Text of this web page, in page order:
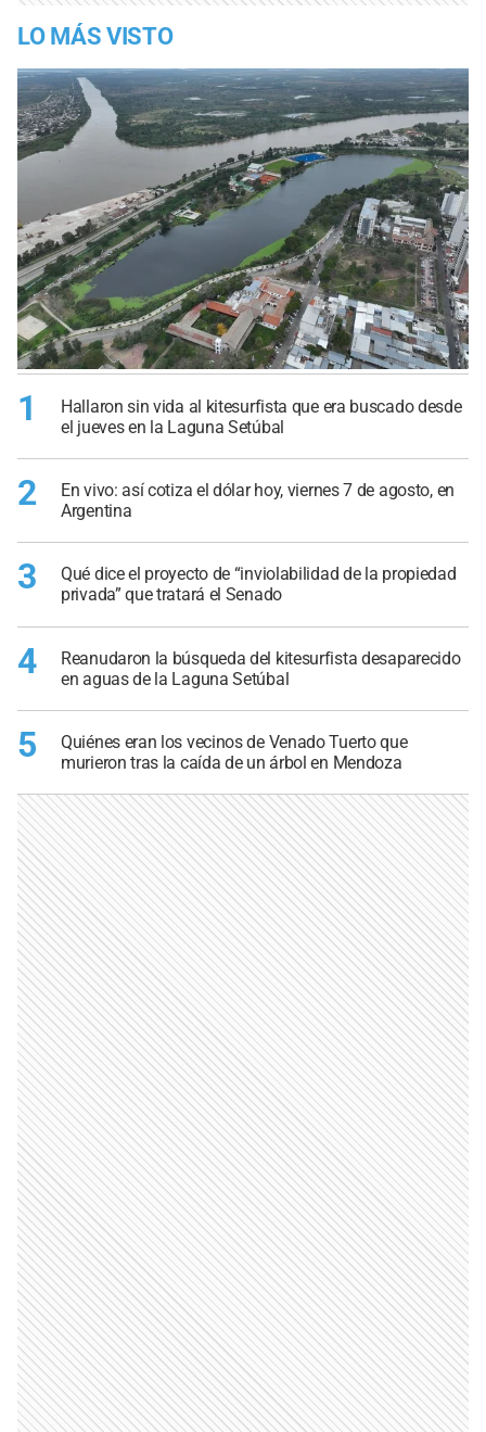
LO MÁS VISTO
1
Hallaron sin vida al kitesurfista que era buscado desde
el jueves en la Laguna Setúbal
2
En vivo: así cotiza el dólar hoy, viernes 7 de agosto, en
Argentina
3
Qué dice el proyecto de “inviolabilidad de la propiedad
privada” que tratará el Senado
4
Reanudaron la búsqueda del kitesurfista desaparecido
en aguas de la Laguna Setúbal
5
Quiénes eran los vecinos de Venado Tuerto que
murieron tras la caída de un árbol en Mendoza